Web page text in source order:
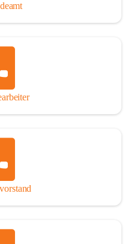
der Fußnoten verzichtet.
und notwendig erschien,
in den fließenden Text
halber ist auch von einer
Abstand genommen
vergnüglichen und
Zeitreise durch die
von der Steinzeit